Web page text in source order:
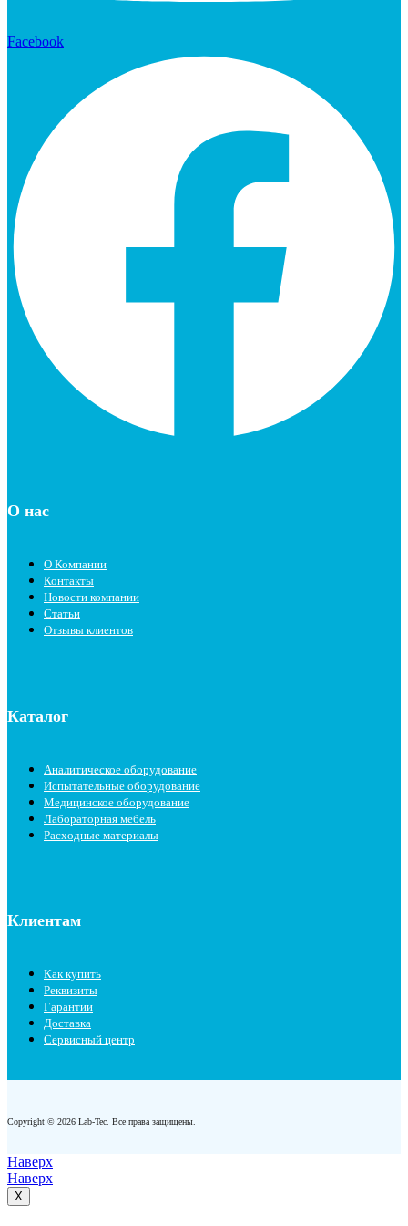
Facebook
О нас
О Компании
Контакты
Новости компании
Статьи
Отзывы клиентов
Каталог
Аналитическое оборудование
Испытательные оборудование
Медицинское оборудование
Лабораторная мебель
Расходные материалы
Клиентам
Как купить
Реквизиты
Гарантии
Доставка
Сервисный центр
Copyright © 2026 Lab-Tec. Все права защищены.
Наверх
Наверх
X